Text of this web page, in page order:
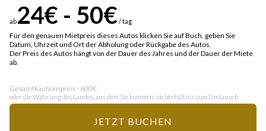
ab24€ - 50€ / tag
Für den genauen Mietpreis dieses Autos klicken Sie auf Buch, geben Sie
Datum, Uhrzeit und Ort der Abholung oder Rückgabe des Autos.
Der Preis des Autos hängt von der Dauer des Jahres und der Dauer der Miete
ab.
Gesamtkautionspreis - 600€
oder die Währung des Landes, aus dem Sie kommen, im Verhältnis zum Umtausch
JETZT BUCHEN